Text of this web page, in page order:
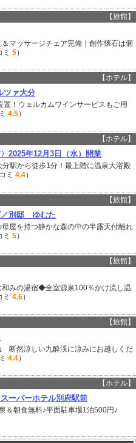
【旅館】
マッサージチェア完備｜創作懐石は個
ミ 5）
【ホテル】
ツァ大分
置！ウェルカムワインサービスもご用
4.5）
【ホテル】
2025年12月3日（水）開業
駅から徒歩1分！最上階に温泉大浴殿
ミ 4.4）
【旅館】
別邸 ゆむた
屋を持つ静かな森の中の半露天付離れ
ミ 5）
【旅館】
みの湯宿◆全室源泉100％かけ流し温
ミ 4.6）
【旅館】
断然涼しい九酔渓に涼みにお越しくだ
4.4）
【ホテル】
パーホテル別府駅前
＆朝食無料♪平面駐車場1泊500円♪